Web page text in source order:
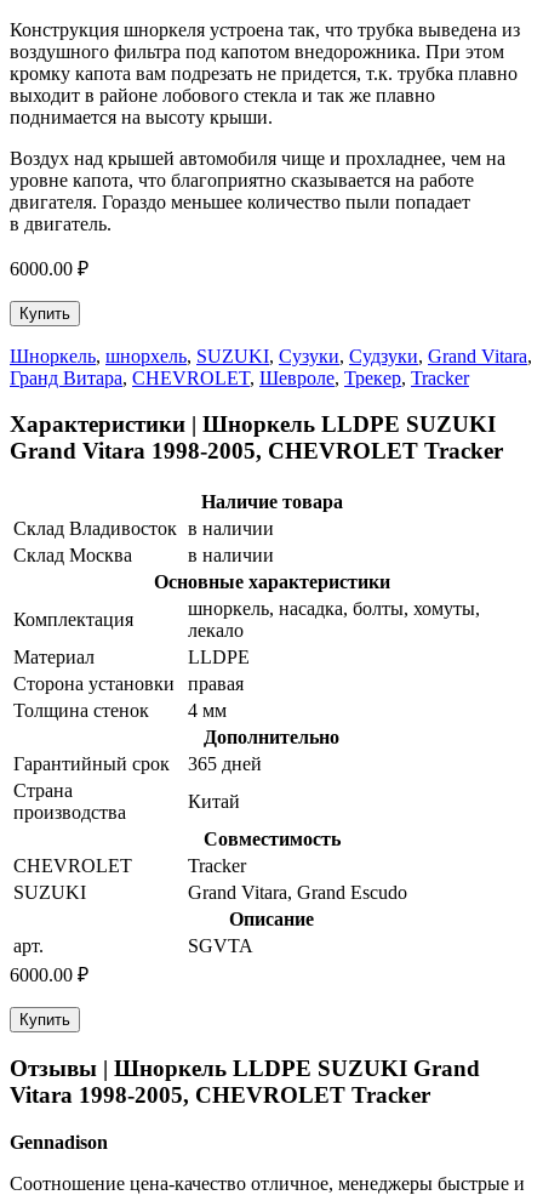
Конструкция шноркеля устроена так, что трубка выведена из
воздушного фильтра под капотом внедорожника. При этом
кромку капота вам подрезать не придется, т.к. трубка плавно
выходит в районе лобового стекла и так же плавно
поднимается на высоту крыши.
Воздух над крышей автомобиля чище и прохладнее, чем на
уровне капота, что благоприятно сказывается на работе
двигателя. Гораздо меньшее количество пыли попадает
в двигатель.
6000.00 ₽
Купить
Шноркель, шнорхель, SUZUKI, Сузуки, Судзуки, Grand Vitara,
Гранд Витара, CHEVROLET, Шевроле, Трекер, Tracker
Характеристики | Шноркель LLDPE SUZUKI
Grand Vitara 1998-2005, CHEVROLET Tracker
Наличие товара
Склад Владивосток в наличии
Склад Москва
в наличии
Основные характеристики
Комплектация
шноркель, насадка, болты, хомуты,
лекало
Материал
LLDPE
Сторона установки
правая
Толщина стенок
4 мм
Дополнительно
Гарантийный срок
365 дней
Страна
производства
Китай
Совместимость
CHEVROLET
Tracker
SUZUKI
Grand Vitara, Grand Escudo
Описание
арт.
SGVTA
6000.00 ₽
Купить
Отзывы | Шноркель LLDPE SUZUKI Grand
Vitara 1998-2005, CHEVROLET Tracker
Gennadison
Соотношение цена-качество отличное, менеджеры быстрые и